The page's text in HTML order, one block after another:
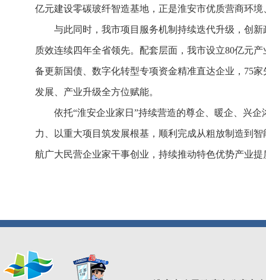
亿元建设零碳玻纤智造基地，正是淮安市优质营商环
与此同时，我市项目服务机制持续迭代升级，创
质效连续四年全省领先。配套层面，我市设立80亿元
备更新国债、数字化转型专项资金精准直达企业，75
发展、产业升级全方位赋能。
依托“淮安企业家日”持续营造的尊企、暖企、兴
力、以重大项目筑发展根基，顺利完成从粗放制造到
航广大民营企业家干事创业，持续推动特色优势产业